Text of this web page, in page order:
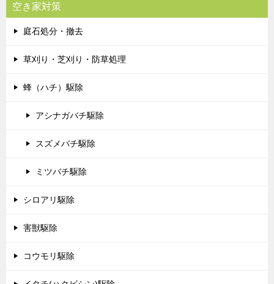
空き家対策
庭石処分・撤去
草刈り・芝刈り・防草処理
蜂（ハチ）駆除
アシナガバチ駆除
スズメバチ駆除
ミツバチ駆除
シロアリ駆除
害獣駆除
コウモリ駆除